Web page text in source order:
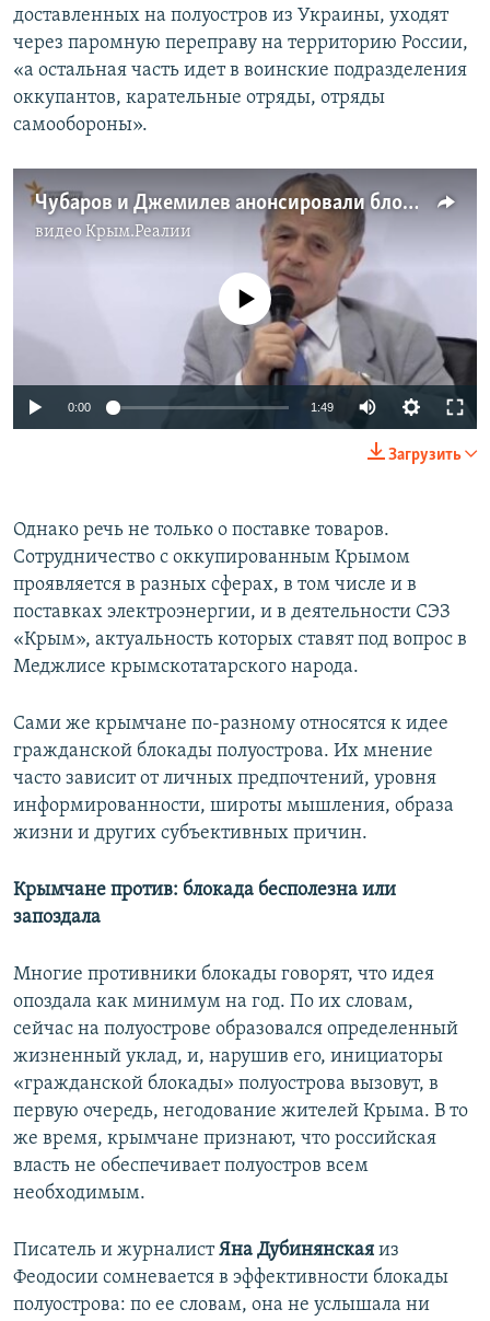
доставленных на полуостров из Украины, уходят
через паромную переправу на территорию России,
«а остальная часть идет в воинские подразделения
оккупантов, карательные отряды, отряды
самообороны».
Чубаров и Джемилев анонсировали блокаду админграницы с Крымом (видео)
видео Крым.Реалии
No media source currently available
0:00 1:49
Загрузить
Однако речь не только о поставке товаров.
Сотрудничество с оккупированным Крымом
проявляется в разных сферах, в том числе и в
поставках электроэнергии, и в деятельности СЭЗ
«Крым», актуальность которых ставят под вопрос в
Меджлисе крымскотатарского народа.
Сами же крымчане по-разному относятся к идее
гражданской блокады полуострова. Их мнение
часто зависит от личных предпочтений, уровня
информированности, широты мышления, образа
жизни и других субъективных причин.
Крымчане против: блокада бесполезна или
запоздала
Многие противники блокады говорят, что идея
опоздала как минимум на год. По их словам,
сейчас на полуострове образовался определенный
жизненный уклад, и, нарушив его, инициаторы
«гражданской блокады» полуострова вызовут, в
первую очередь, негодование жителей Крыма. В то
же время, крымчане признают, что российская
власть не обеспечивает полуостров всем
необходимым.
Писатель и журналистЯна Дубинянская из
Феодосии сомневается в эффективности блокады
полуострова: по ее словам, она не услышала ни